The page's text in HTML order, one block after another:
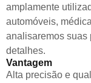
amplamente
automóveis,
analisaremos suas
detalhes.
Vantagem
Alta precisão e